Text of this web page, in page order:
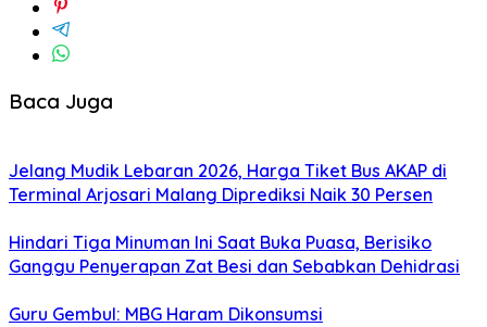
Baca Juga
Jelang Mudik Lebaran 2026, Harga Tiket Bus AKAP di
Terminal Arjosari Malang Diprediksi Naik 30 Persen
Hindari Tiga Minuman Ini Saat Buka Puasa, Berisiko
Ganggu Penyerapan Zat Besi dan Sebabkan Dehidrasi
Guru Gembul: MBG Haram Dikonsumsi